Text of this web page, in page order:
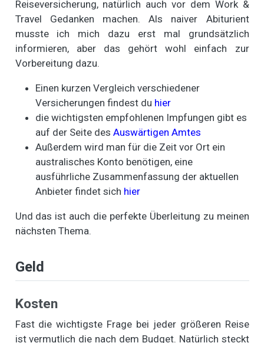
Reiseversicherung, natürlich auch vor dem Work &
Travel Gedanken machen. Als naiver Abiturient
musste ich mich dazu erst mal grundsätzlich
informieren, aber das gehört wohl einfach zur
Vorbereitung dazu.
Einen kurzen Vergleich verschiedener
Versicherungen findest du hier
die wichtigsten empfohlenen Impfungen gibt es
auf der Seite des Auswärtigen Amtes
Außerdem wird man für die Zeit vor Ort ein
australisches Konto benötigen, eine
ausführliche Zusammenfassung der aktuellen
Anbieter findet sich hier
Und das ist auch die perfekte Überleitung zu meinen
nächsten Thema.
Geld
Kosten
Fast die wichtigste Frage bei jeder größeren Reise
ist vermutlich die nach dem Budget. Natürlich steckt